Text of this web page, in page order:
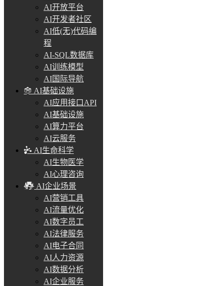
AI开放平台
AI开发者社区
AI低(无)代码编
程
AI-SQL数据库
AI训练模型
AI国际导航
AI基础设施
AI应用接口API
AI基础设施
AI算力平台
AI云服务
AI生命科学
AI生物医学
AI心理咨询
AI企业场景
AI营销工具
AI流量优化
AI数字员工
AI法律服务
AI电子合同
AI人力资源
AI数据分析
AI企业服务